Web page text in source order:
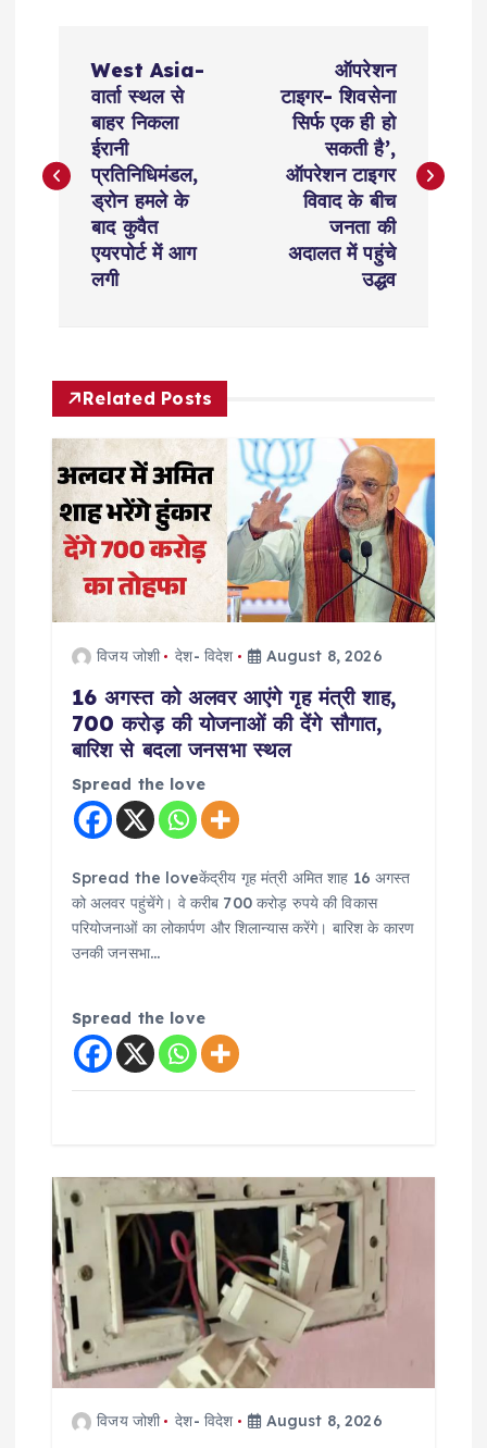
s
v
g
a
t
West Asia-
वार्ता स्थल से
बाहर निकला
ईरानी
प्रतिनिधिमंडल,
ड्रोन हमले के
बाद कुवैत
एयरपोर्ट में आग
लगी
ऑपरेशन
टाइगर- शिवसेना
सिर्फ एक ही हो
सकती है’,
ऑपरेशन टाइगर
विवाद के बीच
जनता की
अदालत में पहुंचे
उद्धव
Related Posts
विजय जोशी देश- विदेश August 8, 2026
16 अगस्त को अलवर आएंगे गृह मंत्री शाह,
700 करोड़ की योजनाओं की देंगे सौगात,
बारिश से बदला जनसभा स्थल
Spread the love
Spread the loveकेंद्रीय गृह मंत्री अमित शाह 16 अगस्त
को अलवर पहुंचेंगे। वे करीब 700 करोड़ रुपये की विकास
परियोजनाओं का लोकार्पण और शिलान्यास करेंगे। बारिश के कारण
उनकी जनसभा…
Spread the love
विजय जोशी देश- विदेश August 8, 2026